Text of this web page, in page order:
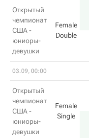
Открытый
чемпионат
США -
юниоры-
девушки
Female
Double
03.09, 00:00
Открытый
чемпионат
США -
юниоры-
девушки
Female
Single